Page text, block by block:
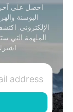
احصل على
البوسنة
الإلكتروني.
الملهمة التي